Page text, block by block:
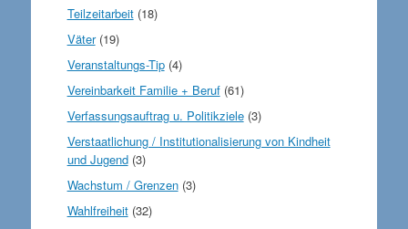
Teilzeitarbeit(18)
Väter(19)
Veranstaltungs-Tip(4)
Vereinbarkeit Familie + Beruf(61)
Verfassungsauftrag u. Politikziele(3)
Verstaatlichung / Institutionalisierung von Kindheit
und Jugend(3)
Wachstum / Grenzen(3)
Wahlfreiheit(32)